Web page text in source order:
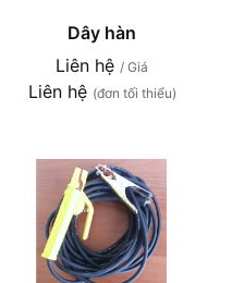
Dây hàn
Liên hệ / Giá
Liên hệ (đơn tối thiểu)